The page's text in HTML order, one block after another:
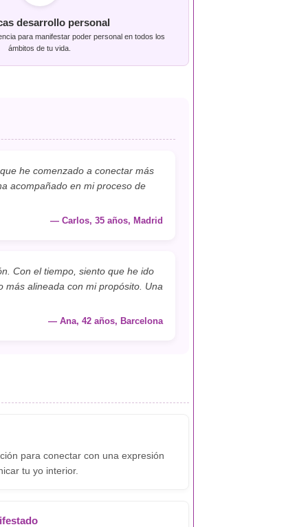
desarrollo personal
para manifestar poder personal en todos los
ámbitos de tu vida.
he comenzado a conectar más
acompañado en mi proceso de
— Carlos, 35 años, Madrid
Con el tiempo, siento que he ido
más alineada con mi propósito. Una
— Ana, 42 años, Barcelona
para conectar con una expresión
tu yo interior.